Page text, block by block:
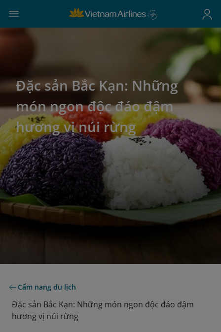
Đặc sản Bắc Kạn: Những
món ngon độc đáo đậm
hương vị núi rừng
Cẩm nang du lịch
Đặc sản Bắc Kạn: Những món ngon độc đáo đậm
hương vị núi rừng